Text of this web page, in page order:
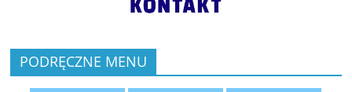
PODRĘCZNE MENU